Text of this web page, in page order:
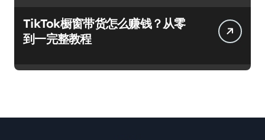
TikTok橱窗带货怎么赚钱？从零
到一完整教程